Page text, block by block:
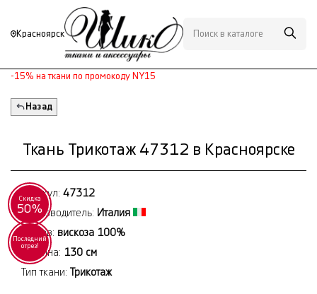
Красноярск
-15% на ткани по промокоду NY15
Назад
Ткань Трикотаж 47312 в Красноярске
Скидка
50%
Последний
отрез!
Артикул: 47312
Производитель: Италия
Состав: вискоза 100%
Ширина: 130 см
Тип ткани:
Трикотаж